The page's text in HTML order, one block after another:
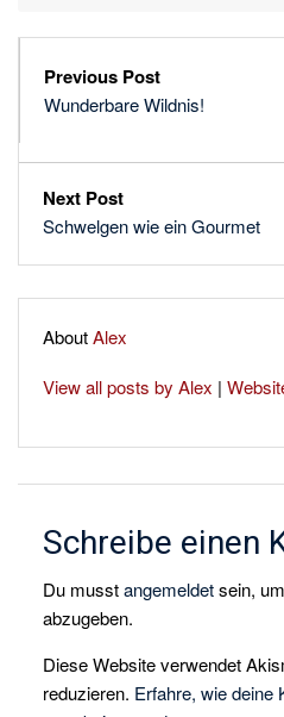
Previous Post
Wunderbare Wildnis!
Next Post
Schwelgen wie ein Gourmet
AboutAlex
View all posts by Alex |
Schreibe einen
Du musstangemeldetsein,
abzugeben.
Diese Website verwendet
reduzieren. Erfahre, wie deine